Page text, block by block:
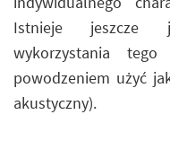
Istnieje jeszcze
wykorzystania
powodzeniem użyć
akustyczny).